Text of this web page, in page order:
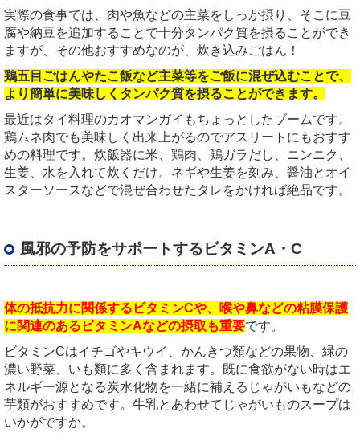
実際の食事では、肉や魚などの主菜をしっか摂り、そこに豆
腐や納豆を追加することで十分タンパク質を摂ることができ
ますが、その他おすすめなのが、炊き込みごはん！
鶏五目ごはんやたこ飯など主菜等をご飯に混ぜ込むことで、
より簡単に美味しくタンパク質を摂ることができます。
最近はタイ料理のカオマンガイもちょっとしたブームです。
鶏ムネ肉でも美味しく出来上がるのでアスリートにもおすす
めの料理です。炊飯器に米、鶏肉、鶏ガラだし、ニンニク、
生姜、水を入れて炊くだけ。ネギや生姜を刻み、醤油とオイ
スターソースなどで混ぜ合わせたタレをかければ絶品です。
風邪の予防をサポートするビタミンA・C
体の抵抗力に関係するビタミンCや、喉や鼻などの粘膜保護
に関連のあるビタミンAなどの摂取も重要です。
ビタミンCはイチゴやキウイ、かんきつ類などの果物、緑の
濃い野菜、いも類に多く含まれます。既に食欲がない時はエ
ネルギー源となる炭水化物を一緒に補えるじゃがいもなどの
芋類がおすすめです。牛乳とあわせてじゃがいものスープは
いかがですか。